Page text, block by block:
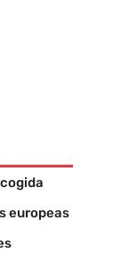
europeas